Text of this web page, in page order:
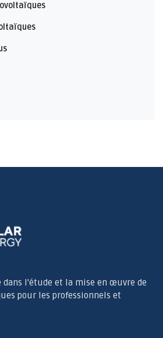
l'étude et la mise en œuvre de
pour les professionnels et